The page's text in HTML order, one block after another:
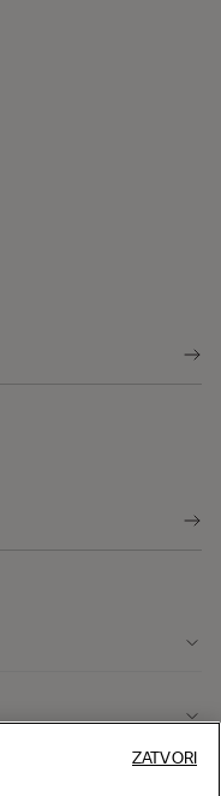
ZATVORI